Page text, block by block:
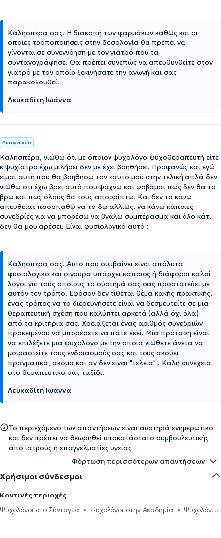
Καλησπέρα σας. Η διακοπή των φαρμάκων καθώς και οι
οποιες τροποποιήσεις στην δοσολογία θα πρέπει να
γίνονται σε συνεννόηση με τον γιατρό που τα
συνταγογράφησε. Θα πρέπει συνεπώς να απευθυνθείτε στον
γιατρό με τον οποίο ξεκινήσατε την αγωγή και σας
παρακολουθεί.
Λευκαδίτη Ιωάννα
Αυτογνωσία
Καλησπέρα, νιώθω ότι με όποιον ψυχολόγο-ψυχοθεραπευτή είτε
κ ψυχίατρο έχω μιλήσει δεν με έχει βοηθήσει. Προφανώς και εγώ
είμαι αυτή που θα βοηθήσω τον εαυτό μου στην τελική απλά δεν
νιώθω ότι έχω βρει αυτό που ψάχνω και φοβάμαι πως δεν θα το
βρω και πως όλους θα τους απορρίπτω. Και δεν το κάνω
απευθείας προσπαθώ να το δω αλλιώς, να κάνω κάποιες
συνεδρίες για να μπορέσω να βγάλω συμπέρασμα και όλο κάτι
δεν θα μου αρέσει. Είναι φυσιολογικό αυτό ;
Καλησπέρα σας. Αυτό που συμβαίνει είναι απόλυτα
φυσιολογικό και σιγουρα υπάρχει κάποιος ή διάφοροι καλοί
λόγοι γισ τους οποίους το σύστημά σας σας προστατεύει με
αυτόν τον τρόπο. Εφόσον δεν τίθεται θέμα κακής πρακτικής,
ένας τρόπος να το διερευνήσετε είναι να δεσμευτείτε σε μια
θεραπευτική σχέση που καλύπτει αρκετά (αλλά όχι όλα)
από τα κριτήρια σας. Χρειάζεται ένας αριθμός συνεδριών
προκειμένου να μπορέσετε να πάτε εκεί. Μία πρόταση είναι
να επιλέξετε μια ψυχολόγο με την οποια νιώθετε άνετα να
μοιραστείτε τους ενδοιασμούς σας και τους ακούει
πραγματικά, ακόμα και αν δεν είναι "τελεια" . Καλή συνέχεια
στο θεραπευτικό σας ταξίδι.
Λευκαδίτη Ιωάννα
Το περιεχόμενο των απαντήσεων είναι αυστηρά ενημερωτικό
και δεν πρέπει να θεωρηθεί υποκατάστατο συμβουλευτικής
από ιατρούς ή επαγγελματίες υγείας
Φόρτωση περισσότερων απαντήσεων
Χρήσιμοι σύνδεσμοι
Κοντινές περιοχές
Ψυχολόγοι στο Σύνταγμα
Ψυχολόγοι στην Ακαδημία
Ψυχολόγοι